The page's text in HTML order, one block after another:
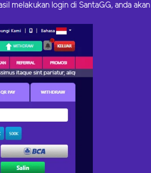
melakukan login di SantaGG, anda